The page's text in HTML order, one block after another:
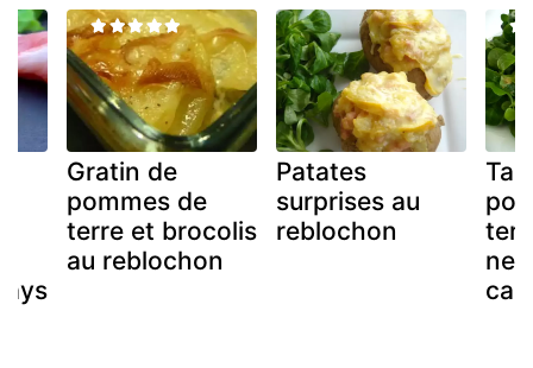
Gratin de
pommes de
terre et brocolis
au reblochon
Patates
surprises au
reblochon